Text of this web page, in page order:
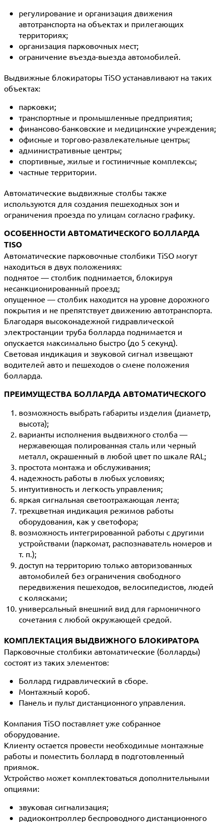
регулирование и организация движения
автотранспорта на объектах и прилегающих
территориях;
организация парковочных мест;
ограничение въезда-выезда автомобилей.
Выдвижные блокираторы TiSO устанавливают на таких
объектах:
парковки;
транспортные и промышленные предприятия;
финансово-банковские и медицинские учреждения;
офисные и торгово-развлекательные центры;
административные центры;
спортивные, жилые и гостиничные комплексы;
частные территории.
Автоматические выдвижные столбы также
используются для создания пешеходных зон и
ограничения проезда по улицам согласно графику.
ОСОБЕННОСТИ АВТОМАТИЧЕСКОГО БОЛЛАРДА
TISO
Автоматические парковочные столбики TiSO могут
находиться в двух положениях:
поднятое — столбик поднимается, блокируя
несанкционированный проезд;
опущенное — столбик находится на уровне дорожного
покрытия и не препятствует движению автотранспорта.
Благодаря высоконадежной гидравлической
электростанции труба болларда поднимается и
опускается максимально быстро (до 5 секунд).
Световая индикация и звуковой сигнал извещают
водителей авто и пешеходов о смене положения
болларда.
ПРЕИМУЩЕСТВА БОЛЛАРДА АВТОМАТИЧЕСКОГО
возможность выбрать габариты изделия (диаметр,
высота);
варианты исполнения выдвижного столба —
нержавеющая полированная сталь или черный
металл, окрашенный в любой цвет по шкале RAL;
простота монтажа и обслуживания;
надежность работы в любых условиях;
интуитивность и легкость управления;
яркая сигнальная светоотражающая лента;
трехцветная индикация режимов работы
оборудования, как у светофора;
возможность интегрированной работы с другими
устройствами (паркомат, распознаватель номеров и
т. п.);
доступ на территорию только авторизованных
автомобилей без ограничения свободного
передвижения пешеходов, велосипедистов, людей
с колясками;
универсальный внешний вид для гармоничного
сочетания с любой окружающей средой.
КОМПЛЕКТАЦИЯ ВЫДВИЖНОГО БЛОКИРАТОРА
Парковочные столбики автоматические (болларды)
состоят из таких элементов:
Боллард гидравлический в сборе.
Монтажный короб.
Панель и пульт дистанционного управления.
Компания TiSO поставляет уже собранное
оборудование.
Клиенту остается провести необходимые монтажные
работы и поместить боллард в подготовленный
приямок.
Устройство может комплектоваться дополнительными
опциями:
звуковая сигнализация;
радиоконтроллер беспроводного дистанционного